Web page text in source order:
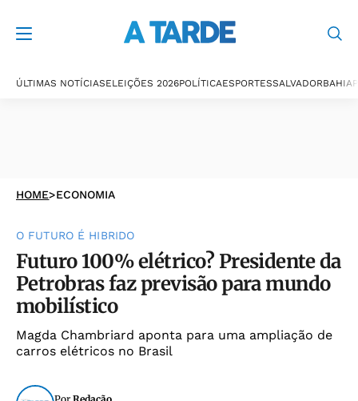
ÚLTIMAS NOTÍCIASELEIÇÕES 2026POLÍTICAESPORTESSALVADORBAHIA
HOME>ECONOMIA
O FUTURO É HIBRIDO
Futuro 100% elétrico? Presidente da
Petrobras faz previsão para mundo
mobilístico
Magda Chambriard aponta para uma ampliação de
carros elétricos no Brasil